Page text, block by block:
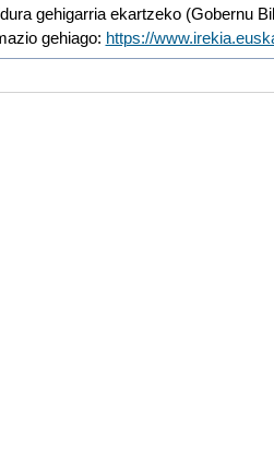
gehigarria ekartzeko (Gobernu
gehiago: https://